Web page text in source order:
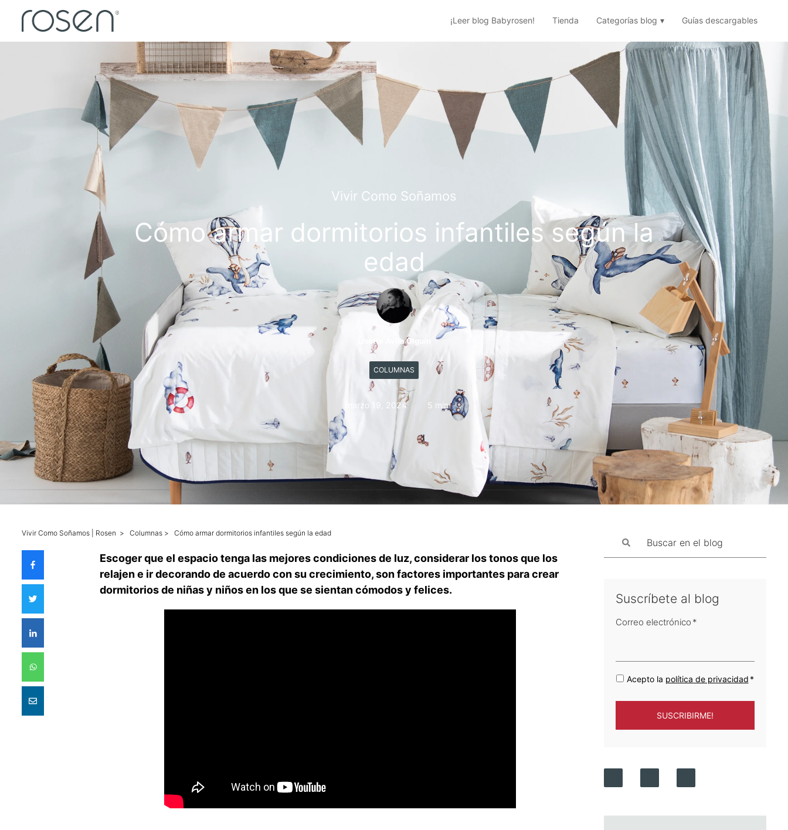
¡Leer blog Babyrosen! Tienda Categorías blog Guías descargables
Vivir Como Soñamos
Cómo armar dormitorios infantiles según la
edad
Lisette Ávila Olguín
COLUMNAS
marzo 19, 2024 5 min
Vivir Como Soñamos | Rosen > Columnas > Cómo armar dormitorios infantiles según la edad
Escoger que el espacio tenga las mejores condiciones de luz, considerar los tonos que los
relajen e ir decorando de acuerdo con su crecimiento, son factores importantes para crear
dormitorios de niñas y niños en los que se sientan cómodos y felices.
Suscríbete al blog
Correo electrónico *
Acepto la política de privacidad *